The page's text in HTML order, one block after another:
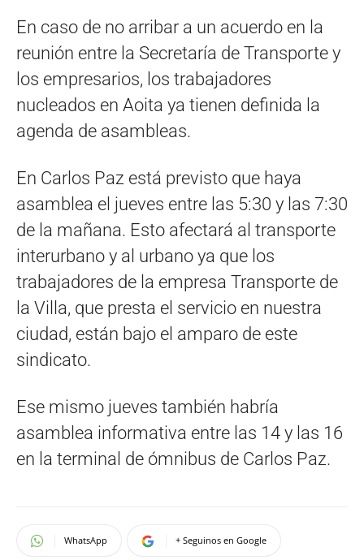
En caso de no arribar a un acuerdo en la
reunión entre la Secretaría de Transporte y
los empresarios, los trabajadores
nucleados en Aoita ya tienen definida la
agenda de asambleas.
En Carlos Paz está previsto que haya
asamblea el jueves entre las 5:30 y las 7:30
de la mañana. Esto afectará al transporte
interurbano y al urbano ya que los
trabajadores de la empresa Transporte de
la Villa, que presta el servicio en nuestra
ciudad, están bajo el amparo de este
sindicato.
Ese mismo jueves también habría
asamblea informativa entre las 14 y las 16
en la terminal de ómnibus de Carlos Paz.
WhatsApp + Seguinos en Google